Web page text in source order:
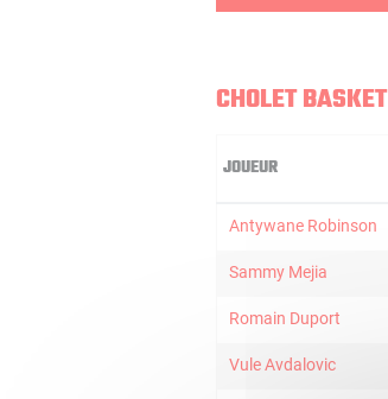
CHOLET BASKET
JOUEUR
Antywane Robinson
Sammy Mejia
Romain Duport
Vule Avdalovic